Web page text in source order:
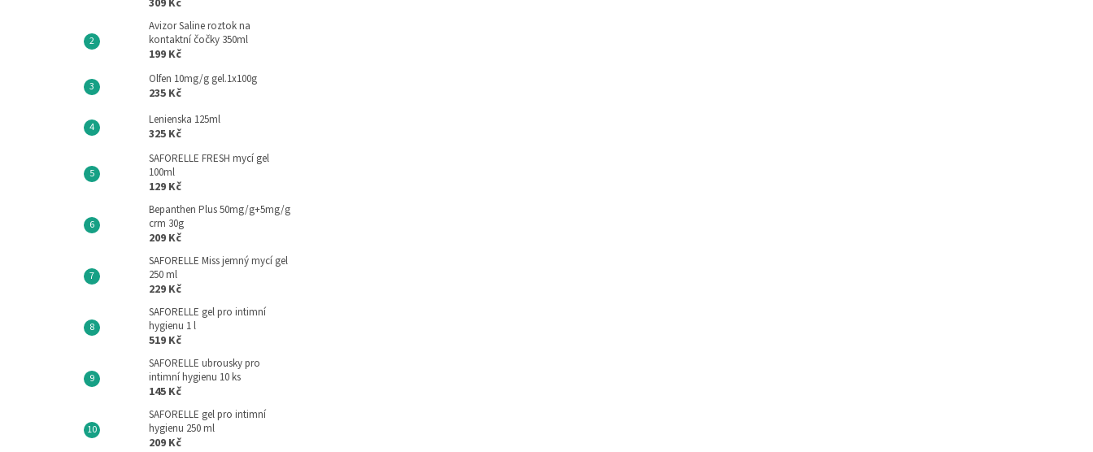
309 Kč
Avizor Saline roztok na
kontaktní čočky 350ml
199 Kč
Olfen 10mg/g gel.1x100g
235 Kč
Lenienska 125ml
325 Kč
SAFORELLE FRESH mycí gel
100ml
129 Kč
Bepanthen Plus 50mg/g+5mg/g
crm 30g
209 Kč
SAFORELLE Miss jemný mycí gel
250 ml
229 Kč
SAFORELLE gel pro intimní
hygienu 1 l
519 Kč
SAFORELLE ubrousky pro
intimní hygienu 10 ks
145 Kč
SAFORELLE gel pro intimní
hygienu 250 ml
209 Kč